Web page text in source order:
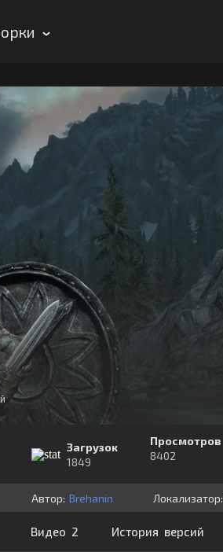
Загрузок
1849
Просмотров
8402
Автор: Brehanin Локализатор:
Видео 2 История версий